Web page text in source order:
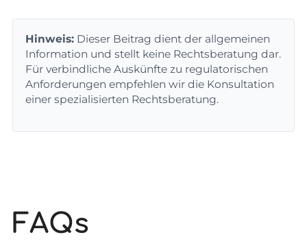
Hinweis:Dieser Beitrag dient der allgemeinen
Information und stellt keine Rechtsberatung dar.
Für verbindliche Auskünfte zu regulatorischen
Anforderungen empfehlen wir die Konsultation
einer spezialisierten Rechtsberatung.
FAQs